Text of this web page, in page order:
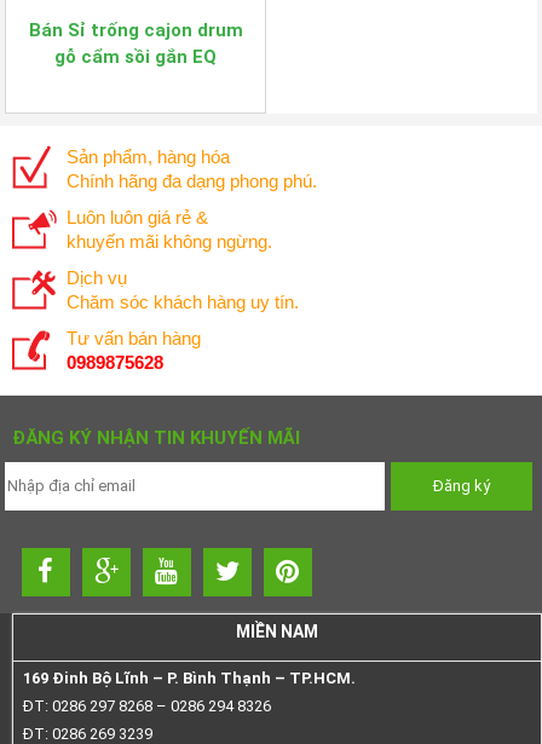
Bán Sỉ trống cajon drum
gỗ cẩm sồi gắn EQ
Sản phẩm, hàng hóa
Chính hãng đa dạng phong phú.
Luôn luôn giá rẻ &
khuyến mãi không ngừng.
Dịch vụ
Chăm sóc khách hàng uy tín.
Tư vấn bán hàng
0989875628
ĐĂNG KÝ NHẬN TIN KHUYẾN MÃI
MIỀN NAM
169 Đinh Bộ Lĩnh – P. Bình Thạnh – TP.HCM.
ĐT: 0286 297 8268 – 0286 294 8326
ĐT: 0286 269 3239